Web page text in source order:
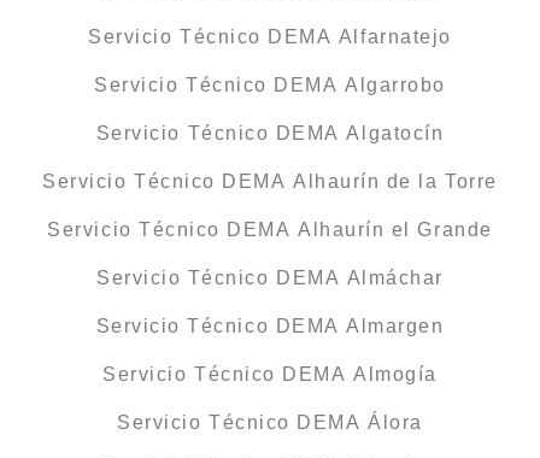
Servicio Técnico DEMA Alfarnatejo
Servicio Técnico DEMA Algarrobo
Servicio Técnico DEMA Algatocín
Servicio Técnico DEMA Alhaurín de la Torre
Servicio Técnico DEMA Alhaurín el Grande
Servicio Técnico DEMA Almáchar
Servicio Técnico DEMA Almargen
Servicio Técnico DEMA Almogía
Servicio Técnico DEMA Álora